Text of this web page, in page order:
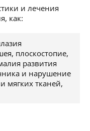
и лечения
как:
плоскостопие,
развития
и нарушение
мягких тканей,